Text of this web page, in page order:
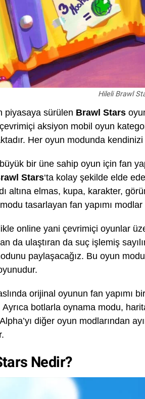
Hileli Brawl
piyasaya sürülen Brawl Stars
aksiyon mobil oyun
Her oyun modunda
bir üne sahip oyun için fan
Stars‘ta kolay şekilde elde
altına elmas, kupa, karakter,
tasarlayan fan yapımı
online yani çevrimiçi oyunlar
da ulaştıran da suç işlemiş
paylaşacağız. Bu oyun
orijinal oyunun fan yapımı
Ayrıca botlarla oynama modu,
diğer oyun modlarından
Nedir?